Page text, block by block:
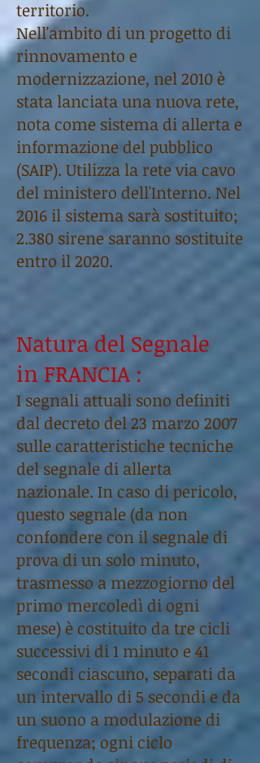
territorio.
Nell'ambito di un progetto di
rinnovamento e
modernizzazione, nel 2010 è
stata lanciata una nuova rete,
nota come sistema di allerta e
informazione del pubblico
(SAIP). Utilizza la rete via cavo
del ministero dell'Interno. Nel
2016 il sistema sarà sostituito;
2.380 sirene saranno sostituite
entro il 2020.
Natura del Segnale
in FRANCIA :
I segnali attuali sono definiti
dal decreto del 23 marzo 2007
sulle caratteristiche tecniche
del segnale di allerta
nazionale. In caso di pericolo,
questo segnale (da non
confondere con il segnale di
prova di un solo minuto,
trasmesso a mezzogiorno del
primo mercoledì di ogni
mese) è costituito da tre cicli
successivi di 1 minuto e 41
secondi ciascuno, separati da
un intervallo di 5 secondi e da
un suono a modulazione di
frequenza; ogni ciclo